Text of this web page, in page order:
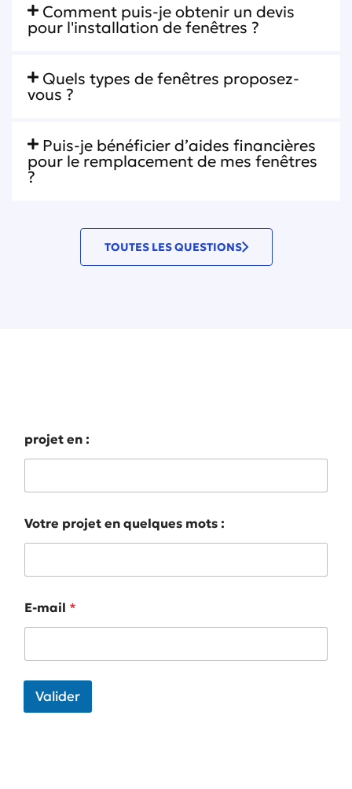
Comment puis-je obtenir un devis
pour l'installation de fenêtres ?
Quels types de fenêtres proposez-
vous ?
Puis-je bénéficier d’aides financières
pour le remplacement de mes fenêtres
?
TOUTES LES QUESTIONS
projet en :
Votre projet en quelques mots :
E-mail *
Valider